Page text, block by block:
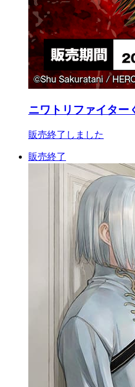
ニワトリファイター
販売終了しました
販売終了